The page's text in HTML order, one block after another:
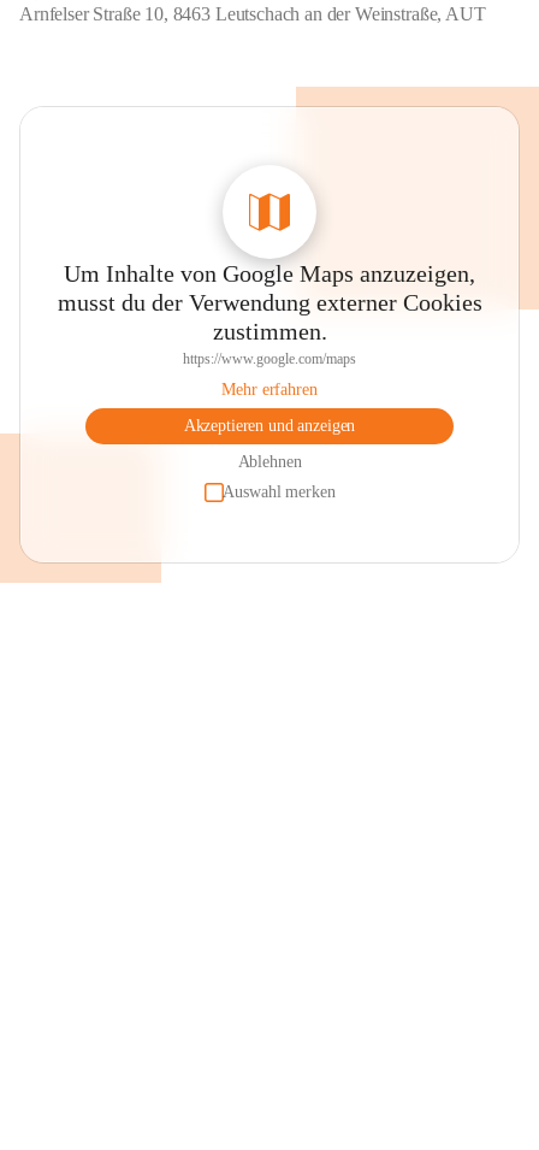
Arnfelser Straße 10, 8463 Leutschach an der Weinstraße, AUT
Um Inhalte von Google Maps anzuzeigen,
musst du der Verwendung externer Cookies
zustimmen.
https://www.google.com/maps
Mehr erfahren
Akzeptieren und anzeigen
Ablehnen
Auswahl merken